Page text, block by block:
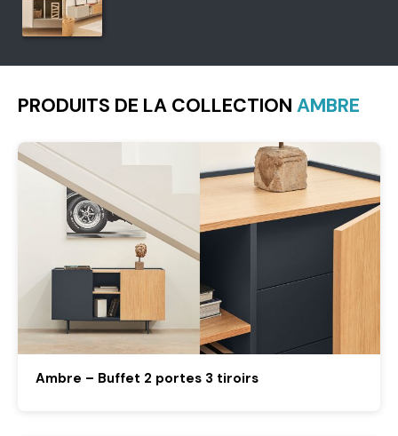
PRODUITS DE LA COLLECTION AMBRE
Ambre – Buffet 2 portes 3 tiroirs